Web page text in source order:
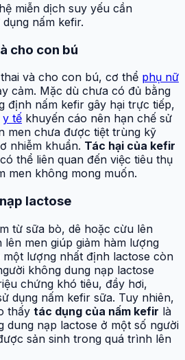
miễn dịch suy yếu cần
nấm kefir.
cho con bú
và cho con bú, cơ thể phụ nữ
cảm. Mặc dù chưa có đủ bằng
định nấm kefir gây hại trực tiếp,
y tế khuyến cáo nên hạn chế sử
men chưa được tiệt trùng kỹ
nhiễm khuẩn. Tác hại của kefir
thể liên quan đến việc tiêu thụ
men không mong muốn.
lactose
từ sữa bò, dê hoặc cừu lên
men giúp giảm hàm lượng
lượng nhất định lactose còn
không dung nạp lactose
chứng khó tiêu, đầy hơi,
dụng nấm kefir sữa. Tuy nhiên,
thấy tác dụng của nấm kefir là
dung nạp lactose ở một số người
sản sinh trong quá trình lên